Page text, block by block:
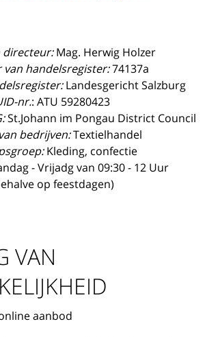
directeur:Mag. Herwig Holzer
van handelsregister:74137a
Landesgericht Salzburg
nr.: ATU 59280423
St.Johann im Pongau District Council
bedrijven:Textielhandel
Kleding, confectie
- Vrijadg van 09:30 - 12 Uur
op feestdagen)
VAN
aanbod